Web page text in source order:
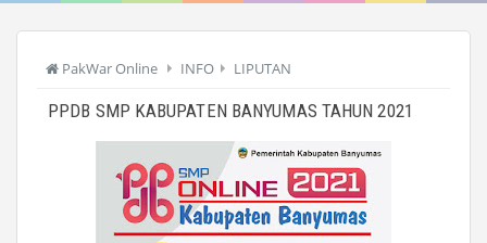
PakWar Online INFO LIPUTAN
PPDB SMP KABUPATEN BANYUMAS TAHUN 2021